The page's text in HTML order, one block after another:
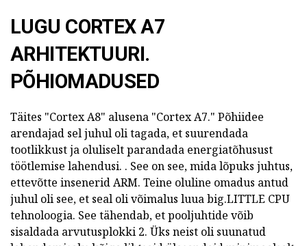
LUGU CORTEX A7
ARHITEKTUURI.
PÕHIOMADUSED
Täites "Cortex A8" alusena "Cortex A7." Põhiidee
arendajad sel juhul oli tagada, et suurendada
tootlikkust ja oluliselt parandada energiatõhusust
töötlemise lahendusi. . See on see, mida lõpuks juhtus,
ettevõtte inseneridARM. Teine oluline omadus antud
juhul oli see, et seal oli võimalus luuabig.LITTLE CPU
tehnoloogia. See tähendab, et pooljuhtide võib
sisaldada arvutusplokki 2. Üks neist oli suunatud